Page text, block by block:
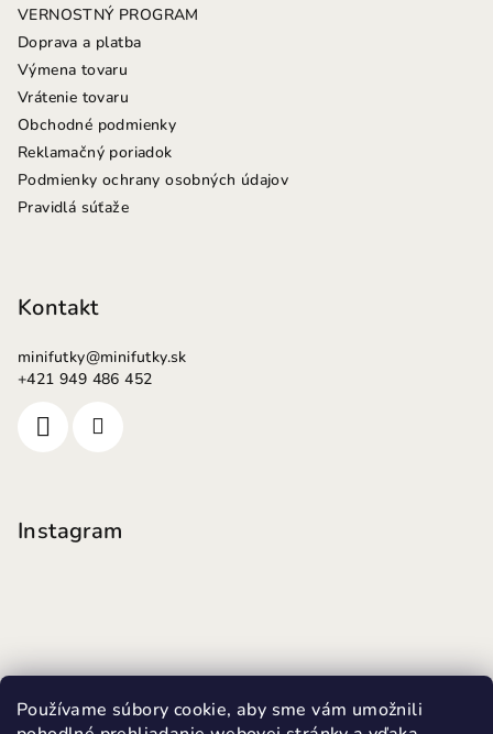
Používame súbory cookie, aby sme vám umožnili
VERNOSTNÝ PROGRAM
Doprava a platba
Výmena tovaru
Vrátenie tovaru
Obchodné podmienky
Reklamačný poriadok
Podmienky ochrany osobných údajov
Pravidlá súťaže
Kontakt
minifutky@minifutky.sk
+421 949 486 452
Instagram